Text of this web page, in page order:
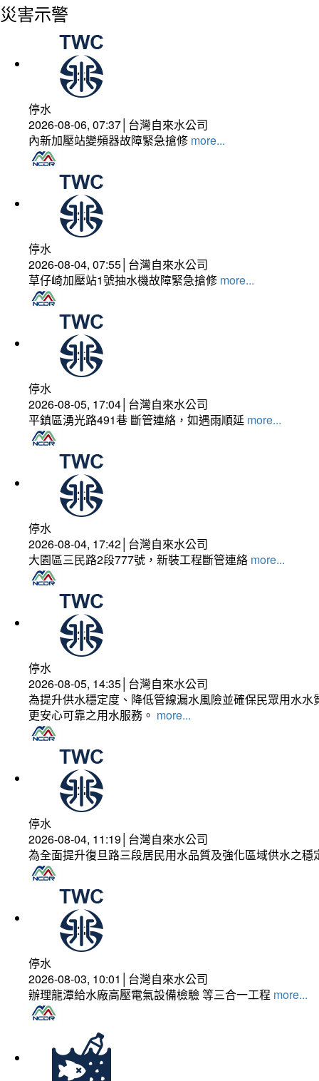
災害示警
停水
2026-08-06, 07:37│台灣自來水公司
內新加壓站變頻器故障緊急搶修 more...
停水
2026-08-04, 07:55│台灣自來水公司
草仔崎加壓站1號抽水機故障緊急搶修 more...
停水
2026-08-05, 17:04│台灣自來水公司
平鎮區湧光路491巷 斷管連絡，如遇雨順延 more...
停水
2026-08-04, 17:42│台灣自來水公司
大園區三民路2段777號，新裝工程斷管連絡 more...
停水
2026-08-05, 14:35│台灣自來水公司
為提升供水穩定度、降低管線漏水風險並確保民眾用水
更安心可靠之用水服務。 more...
停水
2026-08-04, 11:19│台灣自來水公司
為全面提升復旦路三段居民用水品質及強化區域供水之
停水
2026-08-03, 10:01│台灣自來水公司
辦理龍潭給水廠高壓電氣設備檢驗 等三合一工程 more...